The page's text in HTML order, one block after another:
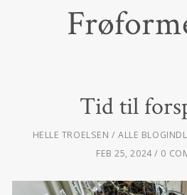
Tid til
HELLE TROELSEN ALLE
FEB 25, 2024
0